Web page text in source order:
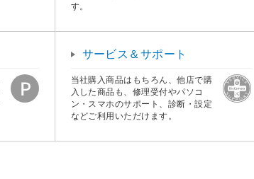
す。
サービス＆サポート
当社購入商品はもちろん、他店で購
入した商品も、修理受付やパソコ
ン・スマホのサポート、診断・設定
などご利用いただけます。